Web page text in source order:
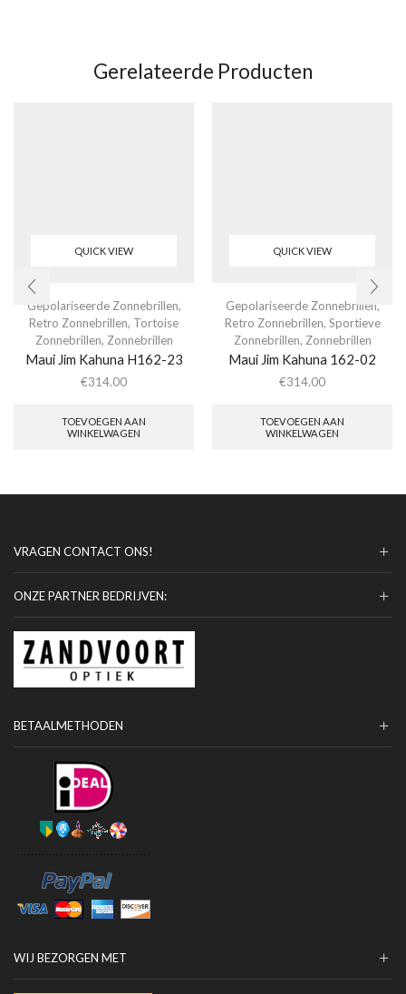
Gerelateerde Producten
QUICK VIEW
Gepolariseerde Zonnebrillen,
Retro Zonnebrillen, Tortoise
Zonnebrillen, Zonnebrillen
Maui Jim Kahuna H162-23
€314.00
TOEVOEGEN AAN
WINKELWAGEN
QUICK VIEW
Gepolariseerde Zonnebrillen,
Retro Zonnebrillen, Sportieve
Zonnebrillen, Zonnebrillen
Maui Jim Kahuna 162-02
€314.00
TOEVOEGEN AAN
WINKELWAGEN
VRAGEN CONTACT ONS!
ONZE PARTNER BEDRIJVEN:
BETAALMETHODEN
WIJ BEZORGEN MET